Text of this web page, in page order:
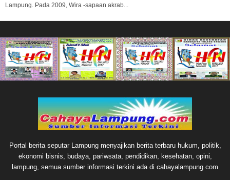
Lampung. Pada 2009, Wira -sapaan akrab...
Portal berita seputar Lampung menyajikan berita terbaru hukum, politik,
ekonomi bisnis, budaya, pariwsata, pendidikan, kesehatan, opini,
lampung, semua sumber informasi terkini ada di cahayalampung.com